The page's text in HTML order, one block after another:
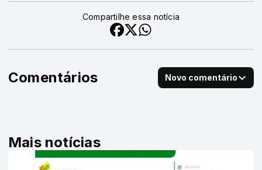
Compartilhe essa notícia
Comentários Novo comentário
Mais notícias